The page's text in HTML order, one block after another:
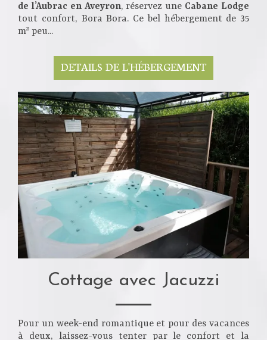
de l’Aubrac en Aveyron, réservez une Cabane Lodge
tout confort, Bora Bora. Ce bel hébergement de 35
m² peu...
DETAILS DE L'HÉBERGEMENT
Cottage avec Jacuzzi
Pour un week-end romantique et pour des vacances
à deux, laissez-vous tenter par le confort et la